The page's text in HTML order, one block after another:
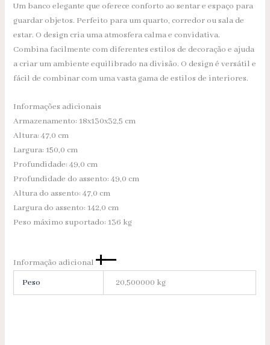
Um banco elegante que oferece conforto ao sentar e espaço para
guardar objetos. Perfeito para um quarto, corredor ou sala de
estar. O design cria uma atmosfera calma e convidativa.
Combina facilmente com diferentes estilos de decoração e ajuda
a criar um ambiente equilibrado na divisão. O design é versátil e
fácil de combinar com uma vasta gama de estilos de interiores.
Informações adicionais
Armazenamento: 18x130x32,5 cm
Altura: 47,0 cm
Largura: 150,0 cm
Profundidade: 49,0 cm
Profundidade do assento: 49,0 cm
Altura do assento: 47,0 cm
Largura do assento: 142,0 cm
Peso máximo suportado: 136 kg
Informação adicional
Peso
20,500000 kg